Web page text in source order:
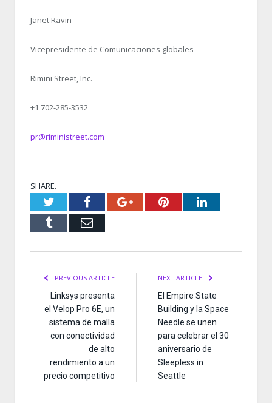
Janet Ravin
Vicepresidente de Comunicaciones globales
Rimini Street, Inc.
+1 702-285-3532
pr@riministreet.com
SHARE.
TwitterFacebookGoogle+PinterestLinkedIn
Tumblr Email
PREVIOUS ARTICLE
Linksys presenta
el Velop Pro 6E, un
sistema de malla
con conectividad
de alto
rendimiento a un
precio competitivo
NEXT ARTICLE
El Empire State
Building y la Space
Needle se unen
para celebrar el 30
aniversario de
Sleepless in
Seattle